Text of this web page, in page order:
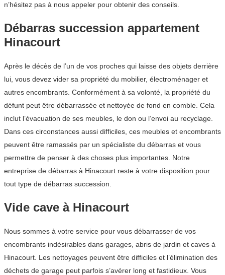
n’hésitez pas à nous appeler pour obtenir des conseils.
Débarras succession appartement
Hinacourt
Après le décès de l’un de vos proches qui laisse des objets derrière
lui, vous devez vider sa propriété du mobilier, électroménager et
autres encombrants. Conformément à sa volonté, la propriété du
défunt peut être débarrassée et nettoyée de fond en comble. Cela
inclut l’évacuation de ses meubles, le don ou l’envoi au recyclage.
Dans ces circonstances aussi difficiles, ces meubles et encombrants
peuvent être ramassés par un spécialiste du débarras et vous
permettre de penser à des choses plus importantes. Notre
entreprise de débarras à Hinacourt reste à votre disposition pour
tout type de débarras succession.
Vide cave à Hinacourt
Nous sommes à votre service pour vous débarrasser de vos
encombrants indésirables dans garages, abris de jardin et caves à
Hinacourt. Les nettoyages peuvent être difficiles et l’élimination des
déchets de garage peut parfois s’avérer long et fastidieux. Vous